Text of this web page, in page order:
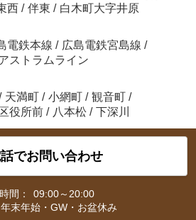
西 / 伴東 / 白木町大字井原
電鉄本線 / 広島電鉄宮島線 /
ストラムライン
天満町 / 小網町 / 観音町 /
役所前 / 八本松 / 下深川
でお問い合わせ
間：
09:00～20:00
年末年始・GW・お盆休み